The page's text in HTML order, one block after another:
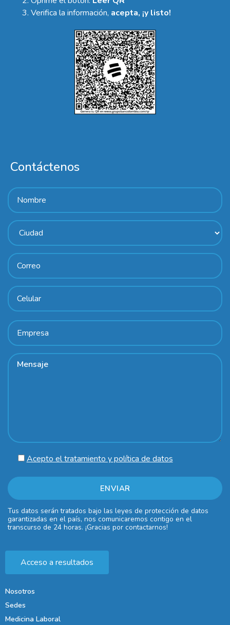
Verifica la información, acepta, ¡y listo!
Contáctenos
Acepto el tratamiento y política de datos
Tus datos serán tratados bajo las leyes de protección de datos
garantizadas en el país, nos comunicaremos contigo en el
transcurso de 24 horas. ¡Gracias por contactarnos!
Acceso a resultados
Nosotros
Sedes
Medicina Laboral